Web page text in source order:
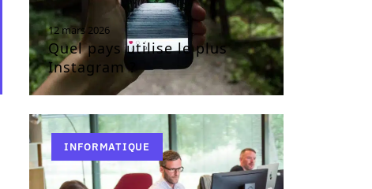
12 mars 2026
Quel pays utilise le plus
Instagram ?
INFORMATIQUE